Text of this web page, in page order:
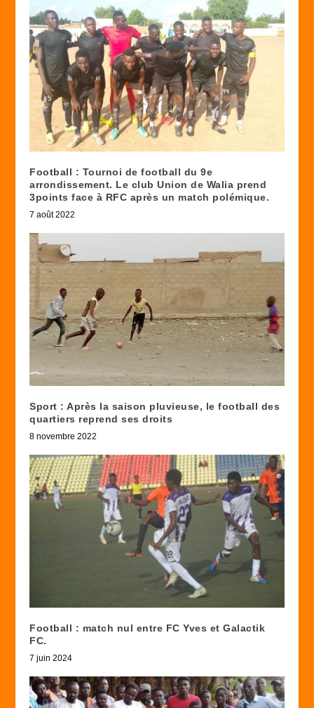
Football : Tournoi de football du 9e
arrondissement. Le club Union de Walia prend
3points face à RFC après un match polémique.
7 août 2022
Sport : Après la saison pluvieuse, le football des
quartiers reprend ses droits
8 novembre 2022
Football : match nul entre FC Yves et Galactik
FC.
7 juin 2024